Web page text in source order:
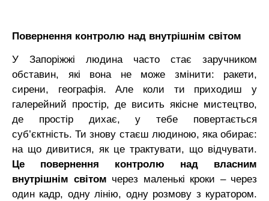
Повернення контролю над внутрішнім світом
У Запоріжжі людина часто стає заручником
обставин, які вона не може змінити: ракети,
сирени, географія. Але коли ти приходиш у
галерейний простір, де висить якісне мистецтво,
де простір дихає, у тебе повертається
суб’єктність. Ти знову стаєш людиною, яка обирає:
на що дивитися, як це трактувати, що відчувати.
Це повернення контролю над власним
внутрішнім світом через маленькі кроки – через
один кадр, одну лінію, одну розмову з куратором.